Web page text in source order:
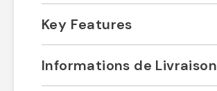
Key Features
Informations de Livraison